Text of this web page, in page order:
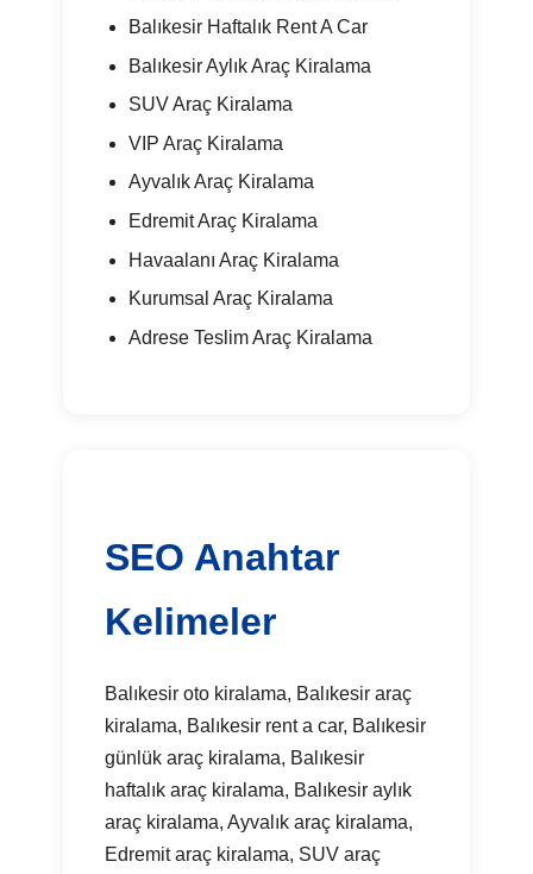
Balıkesir Haftalık Rent A Car
Balıkesir Aylık Araç Kiralama
SUV Araç Kiralama
VIP Araç Kiralama
Ayvalık Araç Kiralama
Edremit Araç Kiralama
Havaalanı Araç Kiralama
Kurumsal Araç Kiralama
Adrese Teslim Araç Kiralama
SEO Anahtar
Kelimeler
Balıkesir oto kiralama, Balıkesir araç
kiralama, Balıkesir rent a car, Balıkesir
günlük araç kiralama, Balıkesir
haftalık araç kiralama, Balıkesir aylık
araç kiralama, Ayvalık araç kiralama,
Edremit araç kiralama, SUV araç